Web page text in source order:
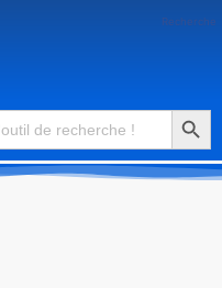
Recherche